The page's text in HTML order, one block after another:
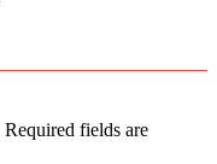
Required fields are